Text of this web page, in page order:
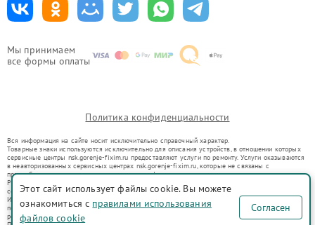
Мы принимаем
все формы оплаты
Политика конфиденциальности
Вся информация на сайте носит исключительно справочный характер.
Товарные знаки используются исключительно для описания устройств, в отношении которых
сервисные центры nsk.gorenje-fixim.ru предоставляют услуги по ремонту. Услуги оказываются
в неавторизованных сервисных центрах nsk.gorenje-fixim.ru, которые не связаны с
правообладателями товарных знаков или их официальными представителями.
Ремонт осуществляется для устройств, уже введенных в гражданский оборот в соответствии
со статьей 1487 ГК РФ.
Использование товарных знаков не преследует цели индивидуализации услуг или введения
потребителей в заблуждение, а служит для информирования о предоставляемых услугах по
ремонту техники указанных брендов.
Этот сайт использует файлы cookie. Вы можете
ознакомиться с правилами использования
файлов cookie
Согласен